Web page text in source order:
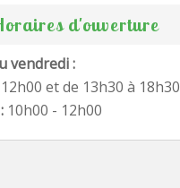
d'ouverture
vendredi :
et de 13h30 à 18h30
10h00 - 12h00